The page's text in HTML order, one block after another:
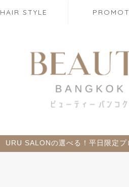
HAIR STYLE
URU SALONの選べる！平日限定プ